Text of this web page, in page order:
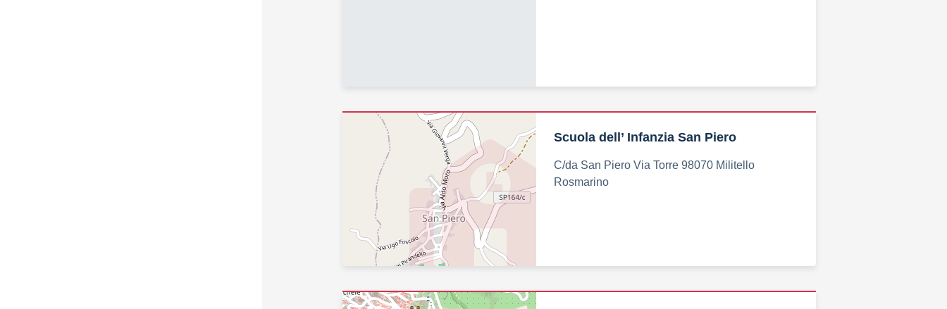
Scuola dell’ Infanzia San Piero
C/da San Piero Via Torre 98070 Militello
Rosmarino